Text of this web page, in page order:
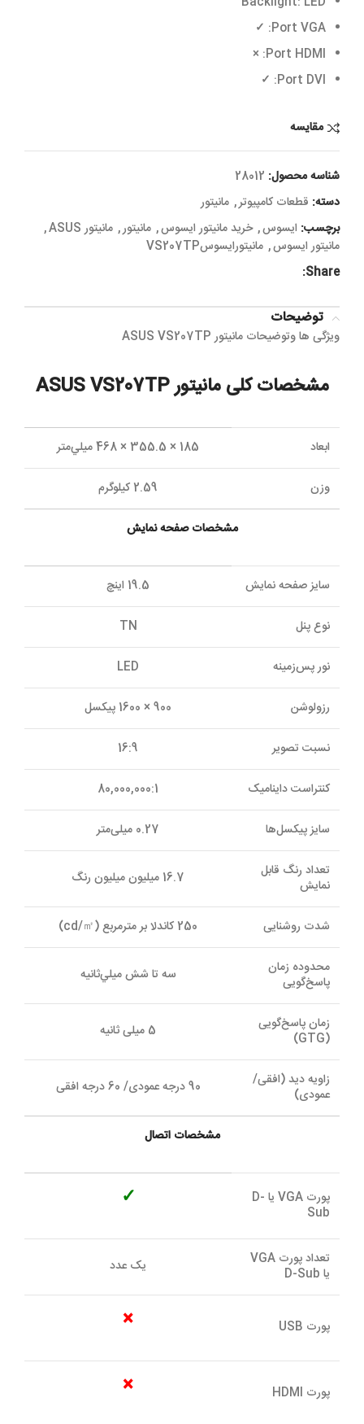
Port VGA:
✓
Port HDMI: ×
Port DVI:
✓
مقایسه
شناسه محصول: 28012
دسته: قطعات کامپیوتر, مانیتور
برچسب: ایسوس, خرید مانیتور ایسوس, مانیتور, مانیتور ASUS
,
مانیتور ایسوس, مانیتورايسوسVS207TP
Share:
توضیحات
ویژگی ها وتوضیحات مانیتور ASUS VS207TP
مشخصات کلی مانیتور ASUS VS207TP
ابعاد 185 × 355.5 × 468 ميلي‌متر
وزن 2.59 کيلوگرم
مشخصات صفحه نمايش
سايز صفحه نمايش 19.5 اينچ
نوع پنل TN
نور پس‌زمينه LED
رزولوشن 900 × 1600 پيکسل
نسبت تصوير 16:9
کنتراست دايناميک 80,000,000:1
سايز پيکسل‌ها 0.27 میلی‌متر
تعداد رنگ قابل
نمايش 16.7 میلیون ميليون رنگ
شدت روشنايی 250 کاندلا بر مترمربع (cd/㎡)
محدوده زمان
پاسخ‌گويی سه تا شش ميلي‌ثانيه
زمان پاسخ‌گويی
(GTG) 5 ميلی ثانيه
زاويه ديد (افقی/
عمودی) 90 درجه عمودی/ 60 درجه افقی
مشخصات اتصال
پورت VGA يا D-
Sub
✓
تعداد پورت VGA
يا D-Sub يک عدد
پورت USB ×
پورت HDMI ×